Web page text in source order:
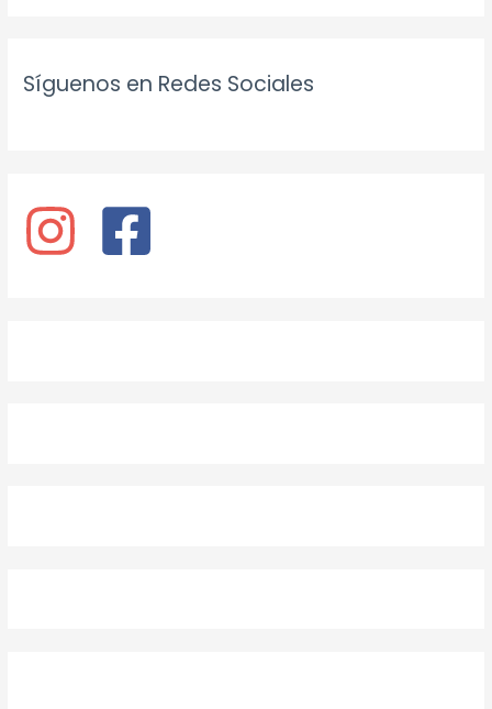
Síguenos en Redes Sociales